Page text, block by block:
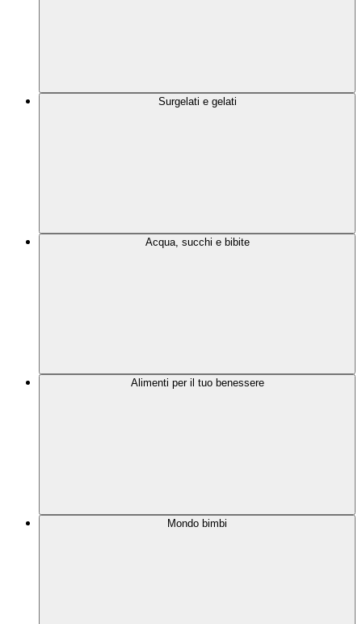
Surgelati e gelati
Acqua, succhi e bibite
Alimenti per il tuo benessere
Mondo bimbi